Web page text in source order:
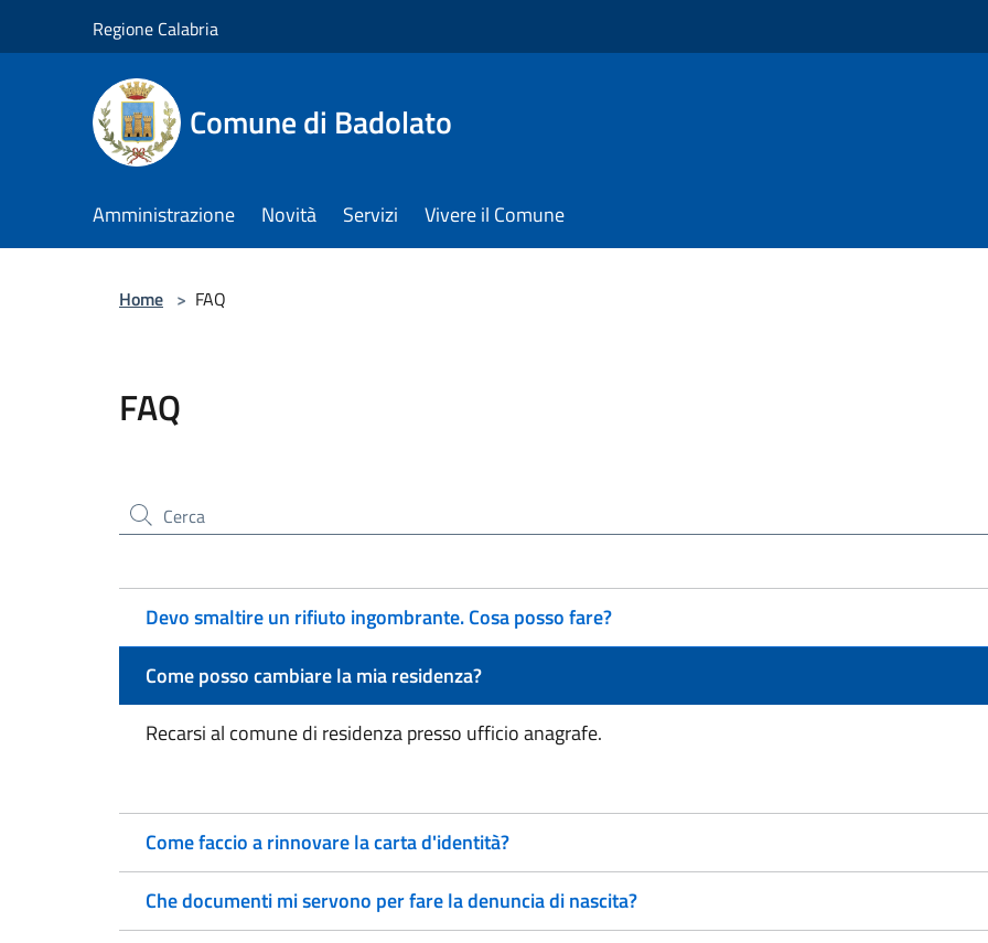
Regione Calabria
Comune di Badolato
Amministrazione Novità Servizi Vivere il Comune
Home > FAQ
FAQ
Cerca nel sito
Devo smaltire un rifiuto ingombrante. Cosa posso fare?
Come posso cambiare la mia residenza?
Recarsi al comune di residenza presso ufficio anagrafe.
Come faccio a rinnovare la carta d'identità?
Che documenti mi servono per fare la denuncia di nascita?